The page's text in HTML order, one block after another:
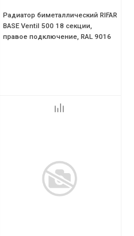
Радиатор биметаллический RIFAR
BASE Ventil 500 18 секции,
правое подключение, RAL 9016